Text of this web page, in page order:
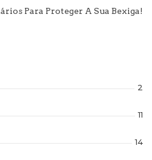
Para Proteger A Sua Bexiga!
2
11
14